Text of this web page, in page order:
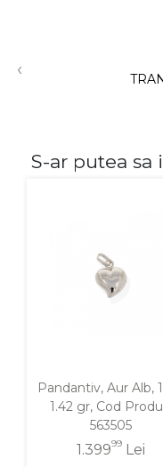
‹
S-ar putea sa
Pandantiv, Aur Alb,
1.42 gr, Cod
563505
1.39999Lei